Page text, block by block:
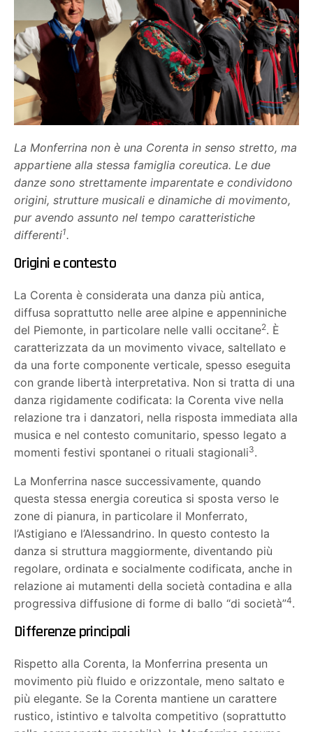
La Monferrina non è una Corenta in senso stretto, ma
appartiene alla stessa famiglia coreutica. Le due
danze sono strettamente imparentate e condividono
origini, strutture musicali e dinamiche di movimento,
pur avendo assunto nel tempo caratteristiche
differenti1.
Origini e contesto
La Corenta è considerata una danza più antica,
diffusa soprattutto nelle aree alpine e appenniniche
del Piemonte, in particolare nelle valli occitane2. È
caratterizzata da un movimento vivace, saltellato e
da una forte componente verticale, spesso eseguita
con grande libertà interpretativa. Non si tratta di una
danza rigidamente codificata: la Corenta vive nella
relazione tra i danzatori, nella risposta immediata alla
musica e nel contesto comunitario, spesso legato a
momenti festivi spontanei o rituali stagionali3.
La Monferrina nasce successivamente, quando
questa stessa energia coreutica si sposta verso le
zone di pianura, in particolare il Monferrato,
l’Astigiano e l’Alessandrino. In questo contesto la
danza si struttura maggiormente, diventando più
regolare, ordinata e socialmente codificata, anche in
relazione ai mutamenti della società contadina e alla
progressiva diffusione di forme di ballo “di società”4.
Differenze principali
Rispetto alla Corenta, la Monferrina presenta un
movimento più fluido e orizzontale, meno saltato e
più elegante. Se la Corenta mantiene un carattere
rustico, istintivo e talvolta competitivo (soprattutto